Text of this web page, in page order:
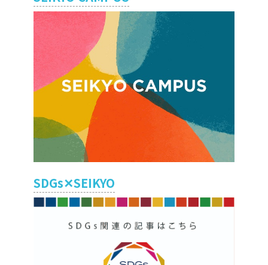
SDGs✕SEIKYO